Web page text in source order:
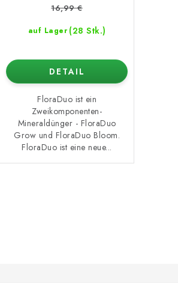
auf Lager (28 Stk.)
16,99 €
DETAIL
FloraDuo ist ein
Zweikomponenten-
Mineraldünger - FloraDuo
Grow und FloraDuo Bloom.
FloraDuo ist eine neue...